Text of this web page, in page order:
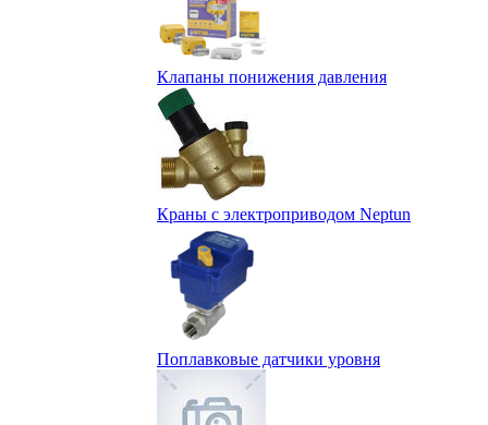
Клапаны понижения давления
Краны с электроприводом Neptun
Поплавковые датчики уровня